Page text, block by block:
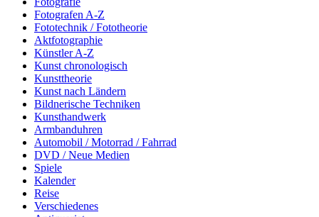
Fotografen A-Z
Fototechnik / Fototheorie
Aktfotographie
Künstler A-Z
Kunst chronologisch
Kunsttheorie
Kunst nach Ländern
Bildnerische Techniken
Kunsthandwerk
Armbanduhren
Automobil / Motorrad / Fahrrad
DVD / Neue Medien
Spiele
Kalender
Reise
Verschiedenes